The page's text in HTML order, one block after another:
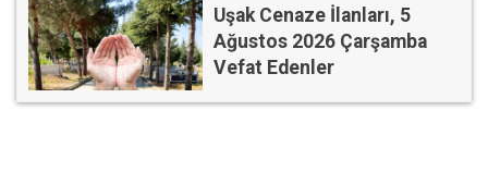
Uşak Cenaze İlanları, 5
Ağustos 2026 Çarşamba
Vefat Edenler